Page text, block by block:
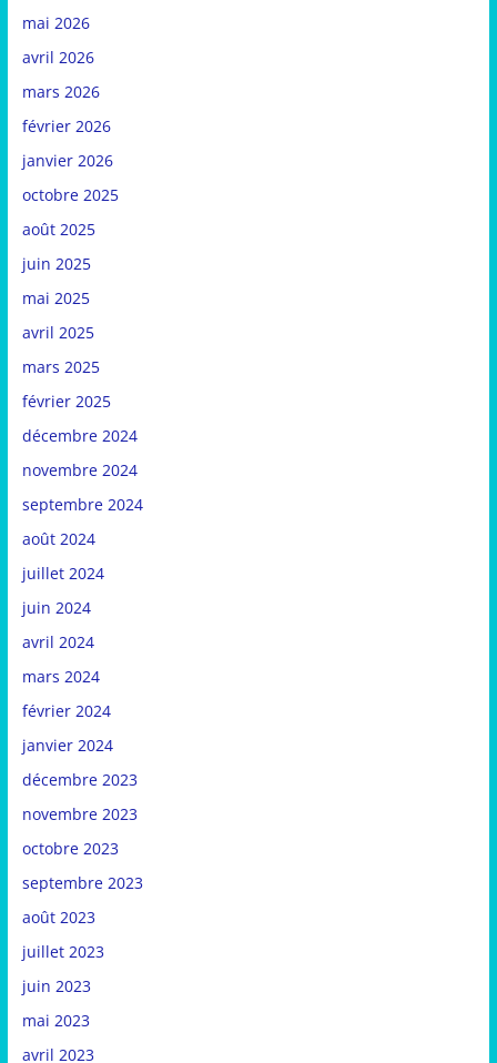
mai 2026
avril 2026
mars 2026
février 2026
janvier 2026
octobre 2025
août 2025
juin 2025
mai 2025
avril 2025
mars 2025
février 2025
décembre 2024
novembre 2024
septembre 2024
août 2024
juillet 2024
juin 2024
avril 2024
mars 2024
février 2024
janvier 2024
décembre 2023
novembre 2023
octobre 2023
septembre 2023
août 2023
juillet 2023
juin 2023
mai 2023
avril 2023